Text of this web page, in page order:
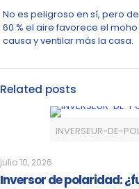
No es peligroso en sí, pero
60 % el aire favorece el
causa y ventilar más la casa.
Related posts
INVERSEUR-DE-
julio 10, 2026
Inversor de polaridad: